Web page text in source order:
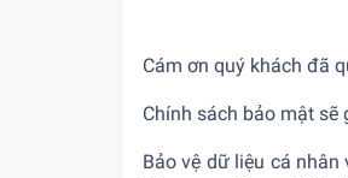
Cám ơn quý khách đã
Chính sách bảo mật
Bảo vệ dữ liệu cá